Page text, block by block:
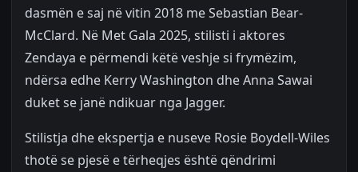
dasmën e saj në vitin 2018 me Sebastian Bear-
McClard. Në Met Gala 2025, stilisti i aktores
Zendaya e përmendi këtë veshje si frymëzim,
ndërsa edhe Kerry Washington dhe Anna Sawai
duket se janë ndikuar nga Jagger.
Stilistja dhe ekspertja e nuseve Rosie Boydell-Wiles
thotë se pjesë e tërheqjes është qëndrimi